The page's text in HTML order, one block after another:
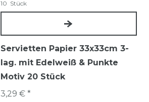
10 Stück
Servietten Papier 33x33cm 3-
lag. mit Edelweiß & Punkte
Motiv 20 Stück
3,29 € *